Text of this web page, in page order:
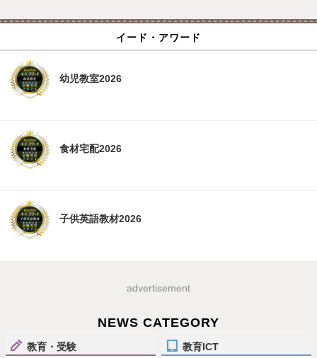
イード・アワード
幼児教室2026
食材宅配2026
子供英語教材2026
advertisement
NEWS CATEGORY
教育・受験 教育ICT